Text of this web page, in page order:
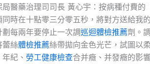
局醫藥治理司司長 黃心宇：按病種付費的
時在十點零三分零五秒，將對方送給我
每兩年要停止一次調巡迴體檢推薦劑。
蕾絲體檢推薦絲帶拋向金色光芒，試圖以
紀、 勞工健康檢查合并癥、并發癥的影